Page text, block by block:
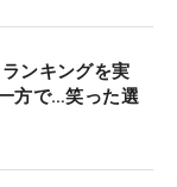
ンキングを実
方で…笑った選